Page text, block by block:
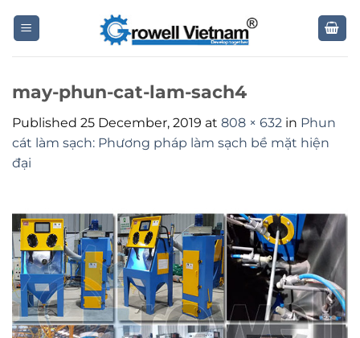
may-phun-cat-lam-sach4
Published 25 December, 2019 at 808 × 632 in Phun
cát làm sạch: Phương pháp làm sạch bề mặt hiện
đại